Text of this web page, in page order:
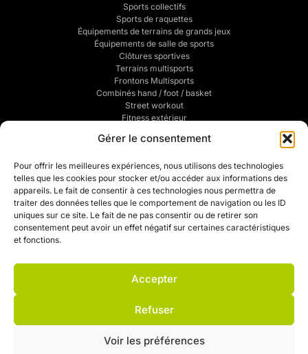
Gérer le consentement
Pour offrir les meilleures expériences, nous utilisons des technologies
telles que les cookies pour stocker et/ou accéder aux informations des
appareils. Le fait de consentir à ces technologies nous permettra de
traiter des données telles que le comportement de navigation ou les ID
uniques sur ce site. Le fait de ne pas consentir ou de retirer son
consentement peut avoir un effet négatif sur certaines caractéristiques
et fonctions.
Accepter
Refuser
Voir les préférences
Sports collectifs
Sports de raquettes
Équipements de terrains de grands jeux
Équipements de salle de sports
Clôtures sportives
Terrains multisports
Frontons Multisports
Combinés hand / foot / basket
Street workout
Fitness extérieur
Traçage de terrains de sports
Mentions légales
Politique de confidentialité
CGV
Mon compte
Mon devis